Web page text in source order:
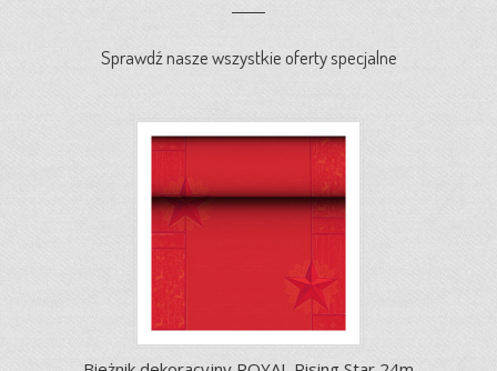
Sprawdź nasze wszystkie oferty specjalne